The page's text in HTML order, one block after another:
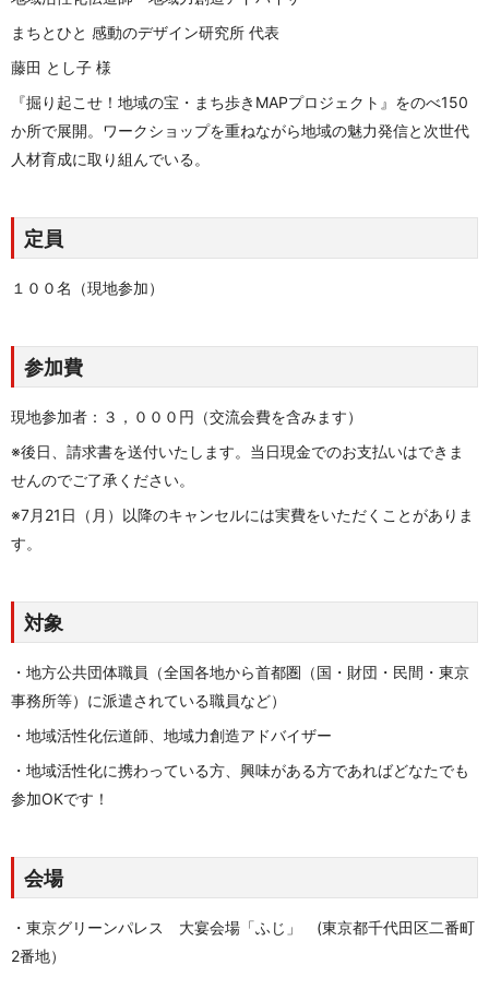
まちとひと 感動のデザイン研究所 代表
藤田 とし子 様
『掘り起こせ！地域の宝・まち歩きMAPプロジェクト』をのべ150
か所で展開。ワークショップを重ねながら地域の魅力発信と次世代
人材育成に取り組んでいる。
定員
１００名（現地参加）
参加費
現地参加者：３，０００円（交流会費を含みます）
※後日、請求書を送付いたします。当日現金でのお支払いはできま
せんのでご了承ください。
※7月21日（月）以降のキャンセルには実費をいただくことがありま
す。
対象
・地方公共団体職員（全国各地から首都圏（国・財団・民間・東京
事務所等）に派遣されている職員など）
・地域活性化伝道師、地域力創造アドバイザー
・地域活性化に携わっている方、興味がある方であればどなたでも
参加OKです！
会場
・東京グリーンパレス 大宴会場「ふじ」 (東京都千代田区二番町
2番地）